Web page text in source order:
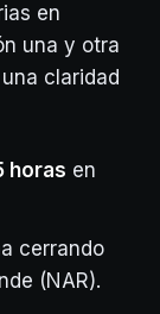
en
una y otra
claridad
horas en
cerrando
(NAR).